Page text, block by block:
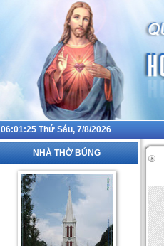
06:01:26 Thứ Sáu, 7/8/2026
NHÀ THỜ BÚNG